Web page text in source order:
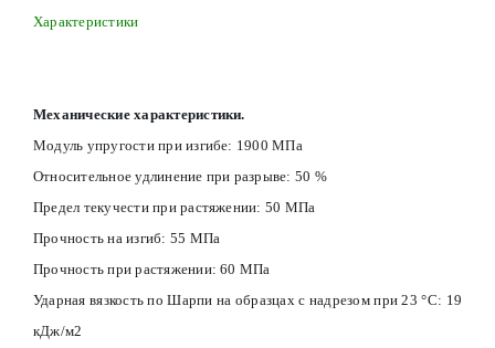
Характеристики
Механические характеристики.
Модуль упругости при изгибе: 1900 МПа
Относительное удлинение при разрыве: 50 %
Предел текучести при растяжении: 50 МПа
Прочность на изгиб: 55 МПа
Прочность при растяжении: 60 МПа
Ударная вязкость по Шарпи на образцах с надрезом при 23 °С: 19
кДж/м2